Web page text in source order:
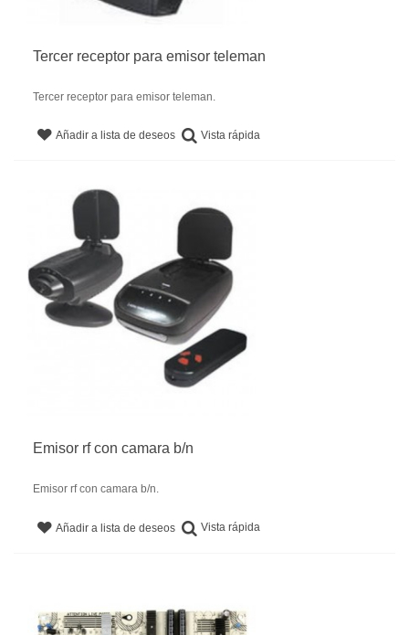
Tercer receptor para emisor teleman
Tercer receptor para emisor teleman.
Añadir a lista de deseos Vista rápida
Emisor rf con camara b/n
Emisor rf con camara b/n.
Añadir a lista de deseos Vista rápida